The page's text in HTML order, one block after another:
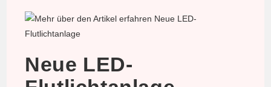
Neue LED-